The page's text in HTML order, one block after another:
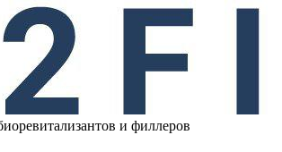
и филлеров